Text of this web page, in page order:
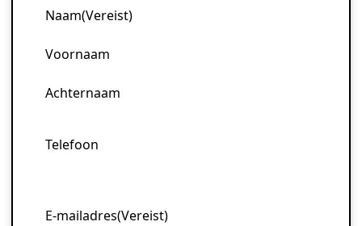
Naam(Vereist)
Voornaam
Achternaam
Telefoon
E-mailadres(Vereist)